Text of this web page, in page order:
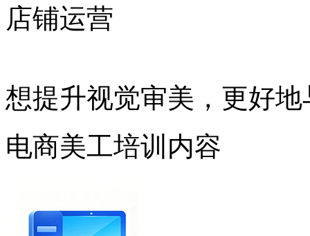
店铺运营
想提升视觉审美，更好
电商美工培训内容